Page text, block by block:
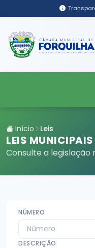
Início Leis
LEIS MUNICIPAIS
Consulte a legislação
NÚMERO
DESCRIÇÃO